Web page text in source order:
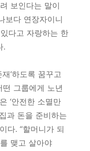
보인다는 말이
보다 연장자이니
다고 자랑하는 한
.
재’하도록 꿈꾸고
그룹에게 노년
‘안전한 소멸만
과 돈을 준비하는
다. “할머니가 되
맺고 살아야